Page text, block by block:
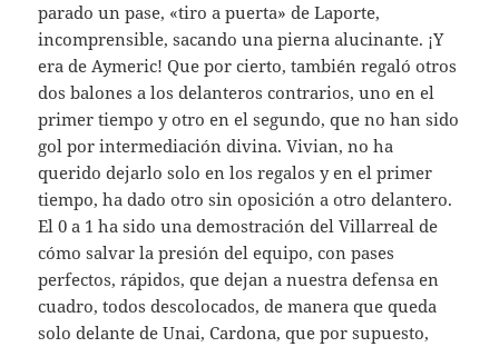
parado un pase, «tiro a puerta» de Laporte,
incomprensible, sacando una pierna alucinante. ¡Y
era de Aymeric! Que por cierto, también regaló otros
dos balones a los delanteros contrarios, uno en el
primer tiempo y otro en el segundo, que no han sido
gol por intermediación divina. Vivian, no ha
querido dejarlo solo en los regalos y en el primer
tiempo, ha dado otro sin oposición a otro delantero.
El 0 a 1 ha sido una demostración del Villarreal de
cómo salvar la presión del equipo, con pases
perfectos, rápidos, que dejan a nuestra defensa en
cuadro, todos descolocados, de manera que queda
solo delante de Unai, Cardona, que por supuesto,